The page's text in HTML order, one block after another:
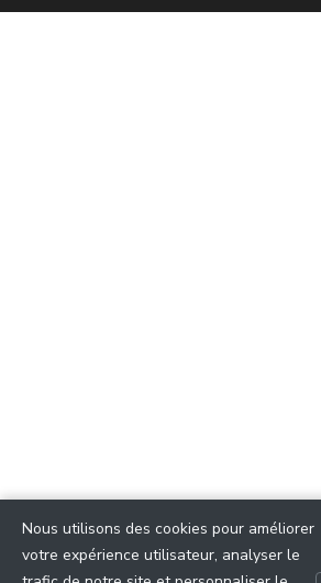
Nous utilisons des cookies pour améliorer
votre expérience utilisateur, analyser le